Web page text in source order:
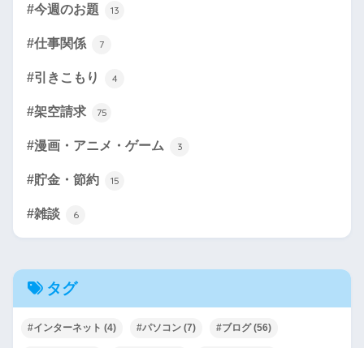
#今週のお題 13
#仕事関係 7
#引きこもり 4
#架空請求 75
#漫画・アニメ・ゲーム 3
#貯金・節約 15
#雑談 6
タグ
#インターネット (4) #パソコン (7) #ブログ(56)